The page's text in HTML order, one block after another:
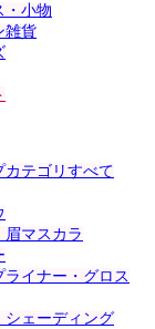
・小物
雑貨
カテゴリすべて
眉マスカラ
ライナー・グロス
シェーディング